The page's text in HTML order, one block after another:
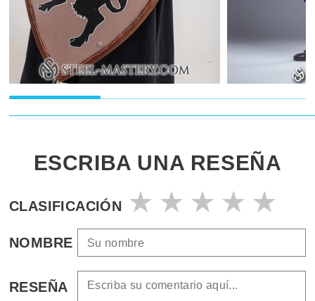
ESCRIBA UNA RESEÑA
CLASIFICACIÓN
NOMBRE
RESEÑA